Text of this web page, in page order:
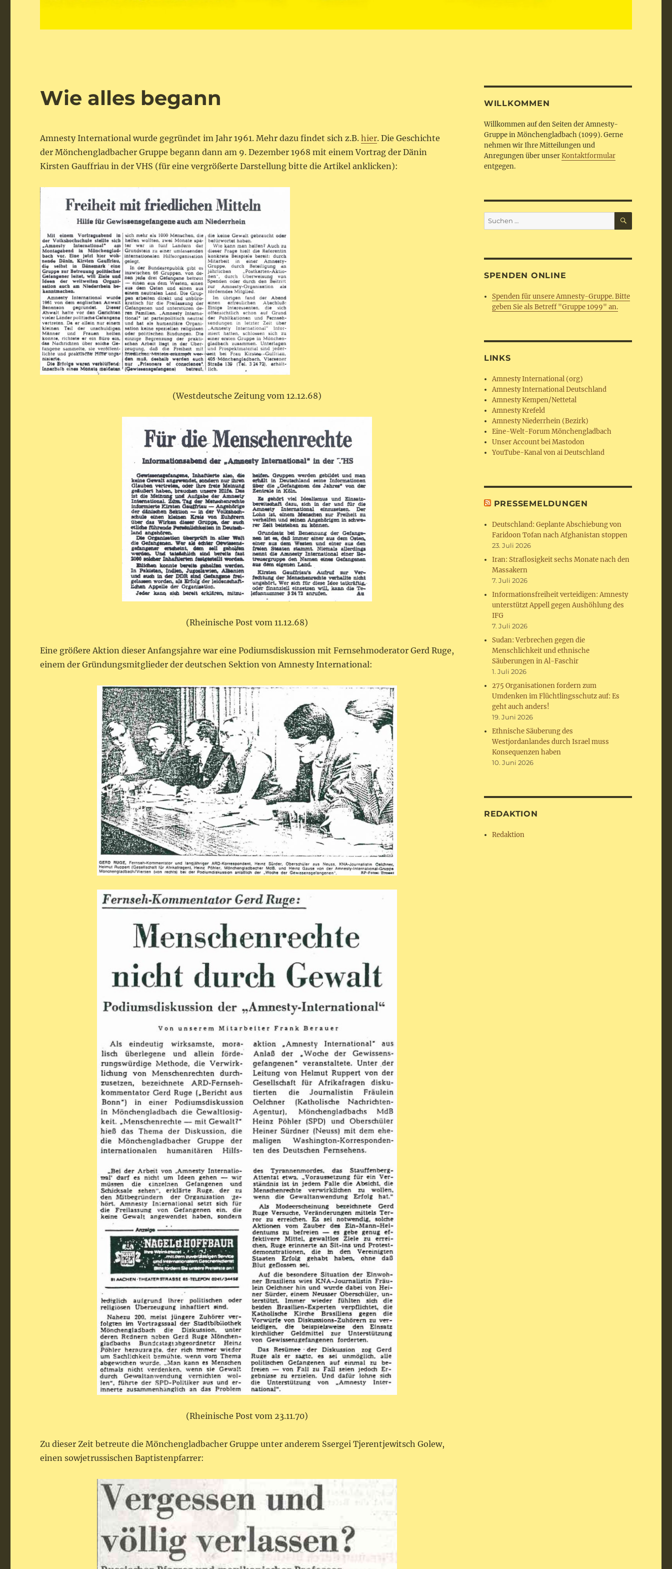
Wie alles begann
Amnesty International wurde gegründet im Jahr 1961. Mehr dazu findet sich z.B.hier. Die Geschichte
der Mönchengladbacher Gruppe begann dann am 9. Dezember 1968 mit einem Vortrag der Dänin
Kirsten Gauffriau in der VHS (für eine vergrößerte Darstellung bitte die Artikel anklicken):
(Westdeutsche Zeitung vom 12.12.68)
(Rheinische Post vom 11.12.68)
Eine größere Aktion dieser Anfangsjahre war eine Podiumsdiskussion mit Fernsehmoderator Gerd Ruge,
einem der Gründungsmitglieder der deutschen Sektion von Amnesty International:
(Rheinische Post vom 23.11.70)
Zu dieser Zeit betreute die Mönchengladbacher Gruppe unter anderem Ssergei Tjerentjewitsch Golew,
einen sowjetrussischen Baptistenpfarrer:
WILLKOMMEN
Willkommen auf den Seiten der Amnesty-
Gruppe in Mönchengladbach (1099). Gerne
nehmen wir Ihre Mitteilungen und
Anregungen über unserKontaktformular
entgegen.
Suchen
nach:
SUCHEN
SPENDEN ONLINE
Spenden für unsere Amnesty-Gruppe. Bitte
geben Sie als Betreff "Gruppe 1099" an.
LINKS
Amnesty International (org)
Amnesty International Deutschland
Amnesty Kempen/Nettetal
Amnesty Krefeld
Amnesty Niederrhein (Bezirk)
Eine-Welt-Forum Mönchengladbach
Unser Account bei Mastodon
YouTube-Kanal von ai Deutschland
PRESSEMELDUNGEN
Deutschland: Geplante Abschiebung von
Faridoon Tofan nach Afghanistan stoppen
23. Juli 2026
Iran: Straflosigkeit sechs Monate nach den
Massakern
7. Juli 2026
Informationsfreiheit verteidigen: Amnesty
unterstützt Appell gegen Aushöhlung des
IFG
7. Juli 2026
Sudan: Verbrechen gegen die
Menschlichkeit und ethnische
Säuberungen in Al-Faschir
1. Juli 2026
275 Organisationen fordern zum
Umdenken im Flüchtlingsschutz auf: Es
geht auch anders!
19. Juni 2026
Ethnische Säuberung des
Westjordanlandes durch Israel muss
Konsequenzen haben
10. Juni 2026
REDAKTION
Redaktion